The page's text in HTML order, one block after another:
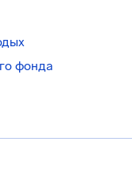
фонда